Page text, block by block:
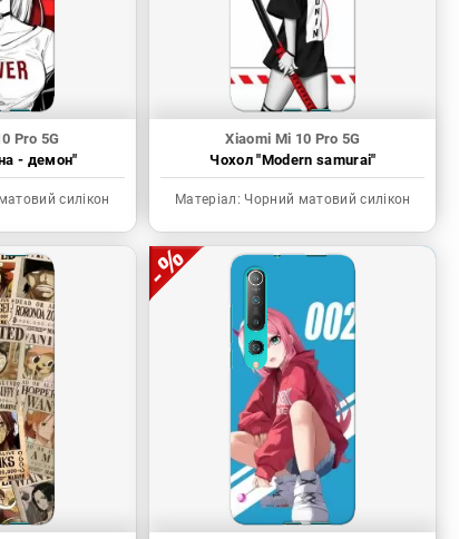
Pro 5G
- демон"
силікон
Xiaomi Mi 10 Pro 5G
Чохол "Modern samurai"
Матеріал: Чорний матовий силікон